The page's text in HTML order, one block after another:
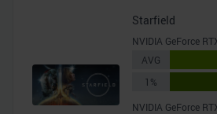
Starfield
NVIDIA GeForce
AVG
1%
NVIDIA GeForce